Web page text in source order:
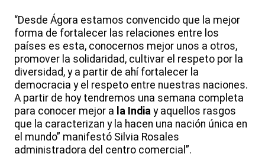
“Desde Ágora estamos convencido que la mejor
forma de fortalecer las relaciones entre los
países es esta, conocernos mejor unos a otros,
promover la solidaridad, cultivar el respeto por la
diversidad, y a partir de ahí fortalecer la
democracia y el respeto entre nuestras naciones.
A partir de hoy tendremos una semana completa
para conocer mejor a la India y aquellos rasgos
que la caracterizan y la hacen una nación única en
el mundo” manifestó Silvia Rosales
administradora del centro comercial”.